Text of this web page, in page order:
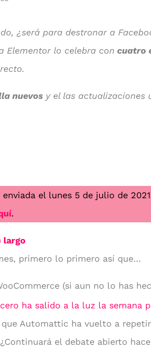
¿será para destronar a
Elementor lo celebra con cuatro
nuevos y el las actualizaciones
el lunes 5 de julio de
.
largo
primero lo primero así que…
(si aun no lo has
ha salido a la luz la semana
que Automattic ha vuelto a
el debate abierto